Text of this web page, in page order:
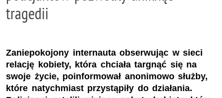
tragedii
Zaniepokojony internauta obserwując w sieci
relację kobiety, która chciała targnąć się na
swoje życie, poinformował anonimowo służby,
które natychmiast przystąpiły do działania.